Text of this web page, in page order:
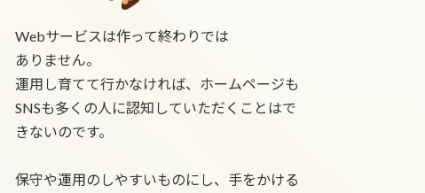
Webサービスは作って終わりでは
ありません。
運用し育てて行かなければ、ホームページも
SNSも多くの人に認知していただくことはで
きないのです。
保守や運用のしやすいものにし、手をかける